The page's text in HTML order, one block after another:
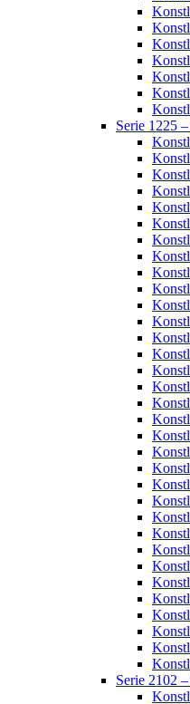
Serie 1225
Serie 2102